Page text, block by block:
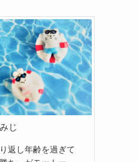
じ
返し年齢を過ぎて